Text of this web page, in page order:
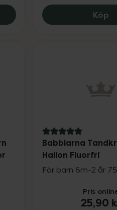
34.9 kr. Köp
5 av 5 i omdöme
Babblarna
Hallon Fluorfri
För barn 6m-2 år
Pris
25,90